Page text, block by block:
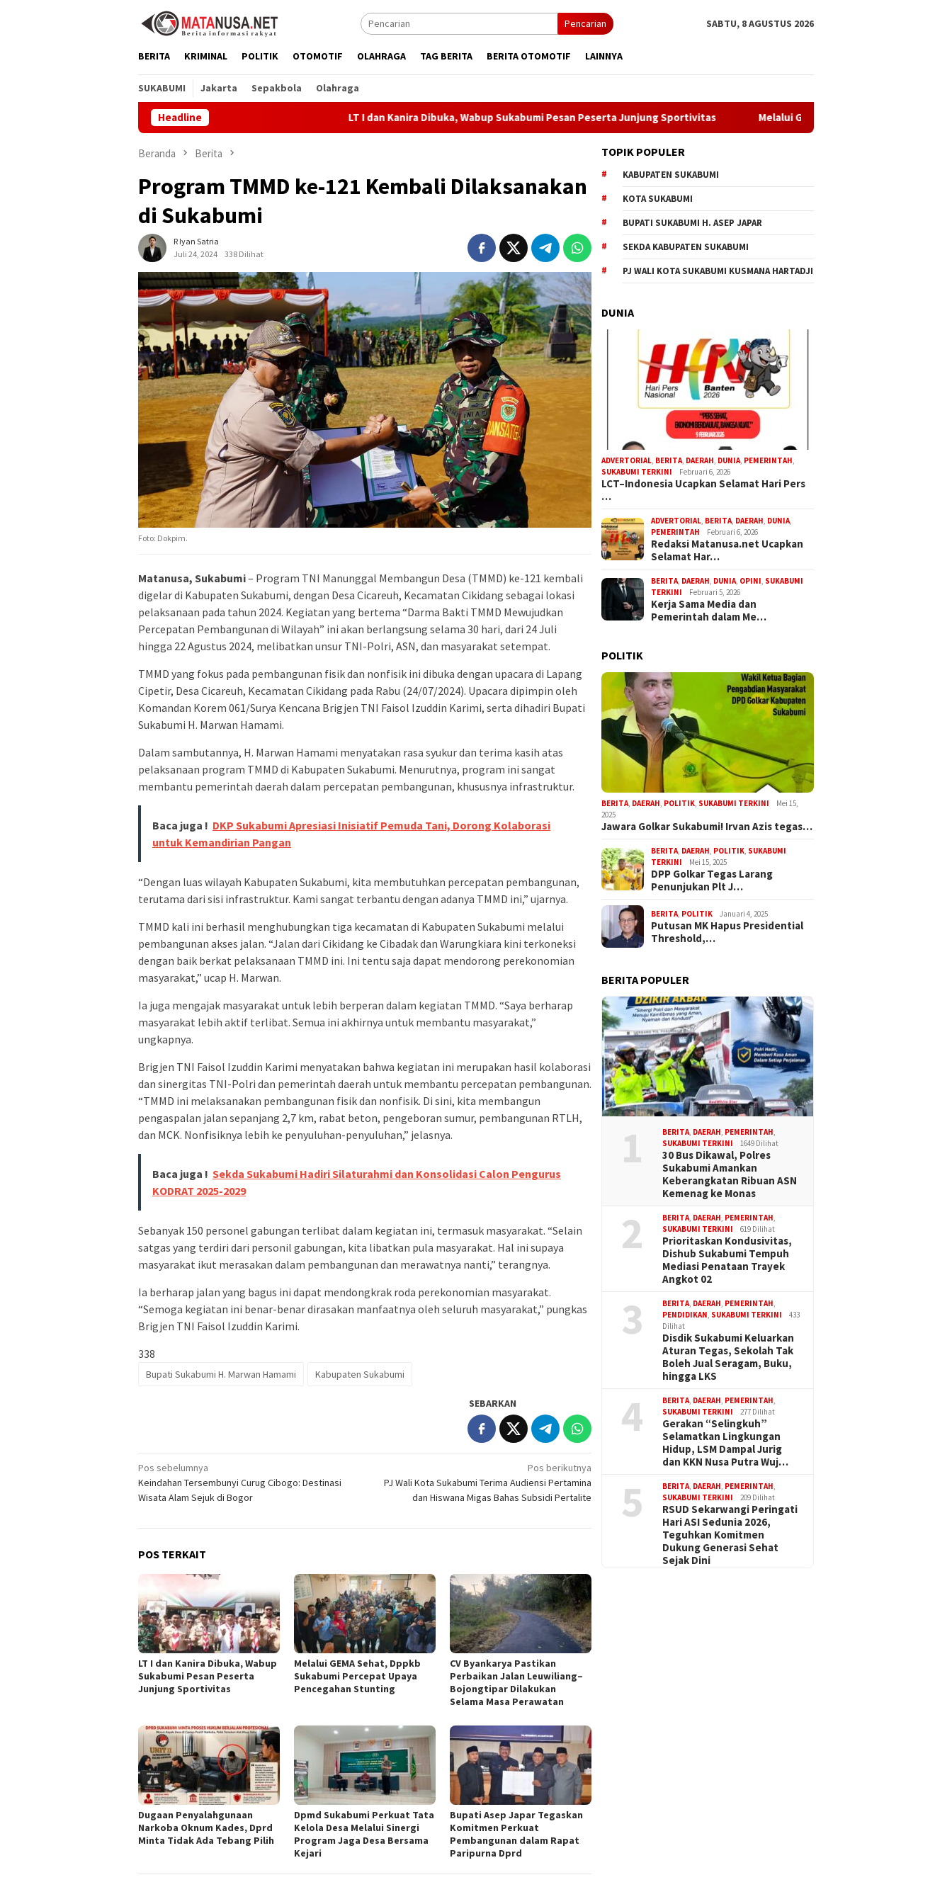
Pencarian SABTU, 8 AGUSTUS 2026
BERITA KRIMINAL POLITIK OTOMOTIF OLAHRAGA TAG BERITA BERITA OTOMOTIF LAINNYA
SUKABUMI Jakarta Sepakbola Olahraga
Headline LT I dan Kanira Dibuka, Wabup Sukabumi Pesan Peserta Junjung Sportivitas Melalui GEMA Sehat, Dppkb Sukabumi Percepat
Beranda Berita
Program TMMD ke-121 Kembali Dilaksanakan
di Sukabumi
R Iyan Satria
Juli 24, 2024
338 Dilihat
Foto: Dokpim.
Matanusa, Sukabumi– Program TNI Manunggal Membangun Desa (TMMD) ke-121 kembali
digelar di Kabupaten Sukabumi, dengan Desa Cicareuh, Kecamatan Cikidang sebagai lokasi
pelaksanaan pada tahun 2024. Kegiatan yang bertema “Darma Bakti TMMD Mewujudkan
Percepatan Pembangunan di Wilayah” ini akan berlangsung selama 30 hari, dari 24 Juli
hingga 22 Agustus 2024, melibatkan unsur TNI-Polri, ASN, dan masyarakat setempat.
TMMD yang fokus pada pembangunan fisik dan nonfisik ini dibuka dengan upacara di Lapang
Cipetir, Desa Cicareuh, Kecamatan Cikidang pada Rabu (24/07/2024). Upacara dipimpin oleh
Komandan Korem 061/Surya Kencana Brigjen TNI Faisol Izuddin Karimi, serta dihadiri Bupati
Sukabumi H. Marwan Hamami.
Dalam sambutannya, H. Marwan Hamami menyatakan rasa syukur dan terima kasih atas
pelaksanaan program TMMD di Kabupaten Sukabumi. Menurutnya, program ini sangat
membantu pemerintah daerah dalam percepatan pembangunan, khususnya infrastruktur.
Baca juga ! DKP Sukabumi Apresiasi Inisiatif Pemuda Tani, Dorong Kolaborasi
untuk Kemandirian Pangan
“Dengan luas wilayah Kabupaten Sukabumi, kita membutuhkan percepatan pembangunan,
terutama dari sisi infrastruktur. Kami sangat terbantu dengan adanya TMMD ini,” ujarnya.
TMMD kali ini berhasil menghubungkan tiga kecamatan di Kabupaten Sukabumi melalui
pembangunan akses jalan. “Jalan dari Cikidang ke Cibadak dan Warungkiara kini terkoneksi
dengan baik berkat pelaksanaan TMMD ini. Ini tentu saja dapat mendorong perekonomian
masyarakat,” ucap H. Marwan.
Ia juga mengajak masyarakat untuk lebih berperan dalam kegiatan TMMD. “Saya berharap
masyarakat lebih aktif terlibat. Semua ini akhirnya untuk membantu masyarakat,”
ungkapnya.
Brigjen TNI Faisol Izuddin Karimi menyatakan bahwa kegiatan ini merupakan hasil kolaborasi
dan sinergitas TNI-Polri dan pemerintah daerah untuk membantu percepatan pembangunan.
“TMMD ini melaksanakan pembangunan fisik dan nonfisik. Di sini, kita membangun
pengaspalan jalan sepanjang 2,7 km, rabat beton, pengeboran sumur, pembangunan RTLH,
dan MCK. Nonfisiknya lebih ke penyuluhan-penyuluhan,” jelasnya.
Baca juga ! Sekda Sukabumi Hadiri Silaturahmi dan Konsolidasi Calon Pengurus
KODRAT 2025-2029
Sebanyak 150 personel gabungan terlibat dalam kegiatan ini, termasuk masyarakat. “Selain
satgas yang terdiri dari personil gabungan, kita libatkan pula masyarakat. Hal ini supaya
masyarakat ikut merasakan dalam pembangunan dan merawatnya nanti,” terangnya.
Ia berharap jalan yang bagus ini dapat mendongkrak roda perekonomian masyarakat.
“Semoga kegiatan ini benar-benar dirasakan manfaatnya oleh seluruh masyarakat,” pungkas
Brigjen TNI Faisol Izuddin Karimi.
338
Bupati Sukabumi H. Marwan Hamami Kabupaten Sukabumi
SEBARKAN
Navigasi
pos
Pos sebelumnya
Keindahan Tersembunyi Curug Cibogo: Destinasi
Wisata Alam Sejuk di Bogor
Pos berikutnya
PJ Wali Kota Sukabumi Terima Audiensi Pertamina
dan Hiswana Migas Bahas Subsidi Pertalite
POS TERKAIT
LT I dan Kanira Dibuka, Wabup
Sukabumi Pesan Peserta
Junjung Sportivitas
Melalui GEMA Sehat, Dppkb
Sukabumi Percepat Upaya
Pencegahan Stunting
CV Byankarya Pastikan
Perbaikan Jalan Leuwiliang–
Bojongtipar Dilakukan
Selama Masa Perawatan
Dugaan Penyalahgunaan
Narkoba Oknum Kades, Dprd
Minta Tidak Ada Tebang Pilih
Dpmd Sukabumi Perkuat Tata
Kelola Desa Melalui Sinergi
Program Jaga Desa Bersama
Kejari
Bupati Asep Japar Tegaskan
Komitmen Perkuat
Pembangunan dalam Rapat
Paripurna Dprd
TOPIK POPULER
KABUPATEN SUKABUMI
KOTA SUKABUMI
BUPATI SUKABUMI H. ASEP JAPAR
SEKDA KABUPATEN SUKABUMI
PJ WALI KOTA SUKABUMI KUSMANA HARTADJI
DUNIA
ADVERTORIAL BERITA DAERAH DUNIA PEMERINTAH
SUKABUMI TERKINI
Februari 6, 2026
LCT–Indonesia Ucapkan Selamat Hari Pers
…
ADVERTORIAL BERITA DAERAH DUNIA
PEMERINTAH
Februari 6, 2026
Redaksi Matanusa.net Ucapkan
Selamat Har…
BERITA DAERAH DUNIA OPINI SUKABUMI
TERKINI
Februari 5, 2026
Kerja Sama Media dan
Pemerintah dalam Me…
POLITIK
BERITA DAERAH POLITIK SUKABUMI TERKINI
Mei 15,
2025
Jawara Golkar Sukabumi! Irvan Azis tegas…
BERITA DAERAH POLITIK SUKABUMI
TERKINI
Mei 15, 2025
DPP Golkar Tegas Larang
Penunjukan Plt J…
BERITA POLITIK Januari 4, 2025
Putusan MK Hapus Presidential
Threshold,…
BERITA POPULER
1 BERITA, DAERAH, PEMERINTAH,
SUKABUMI TERKINI
1649 Dilihat
30 Bus Dikawal, Polres
Sukabumi Amankan
Keberangkatan Ribuan ASN
Kemenag ke Monas
2 BERITA, DAERAH, PEMERINTAH,
SUKABUMI TERKINI
619 Dilihat
Prioritaskan Kondusivitas,
Dishub Sukabumi Tempuh
Mediasi Penataan Trayek
Angkot 02
3 BERITA, DAERAH, PEMERINTAH,
PENDIDIKAN, SUKABUMI TERKINI
433
Dilihat
Disdik Sukabumi Keluarkan
Aturan Tegas, Sekolah Tak
Boleh Jual Seragam, Buku,
hingga LKS
4 BERITA, DAERAH, PEMERINTAH,
SUKABUMI TERKINI
277 Dilihat
Gerakan “Selingkuh”
Selamatkan Lingkungan
Hidup, LSM Dampal Jurig
dan KKN Nusa Putra Wuj…
5 BERITA, DAERAH, PEMERINTAH,
SUKABUMI TERKINI
209 Dilihat
RSUD Sekarwangi Peringati
Hari ASI Sedunia 2026,
Teguhkan Komitmen
Dukung Generasi Sehat
Sejak Dini